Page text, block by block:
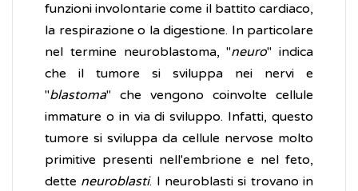
funzioni involontarie come il battito cardiaco,
la respirazione o la digestione. In particolare
nel termine neuroblastoma, "neuro" indica
che il tumore si sviluppa nei nervi e
"blastoma" che vengono coinvolte cellule
immature o in via di sviluppo. Infatti, questo
tumore si sviluppa da cellule nervose molto
primitive presenti nell'embrione e nel feto,
dette neuroblasti. I neuroblasti si trovano in